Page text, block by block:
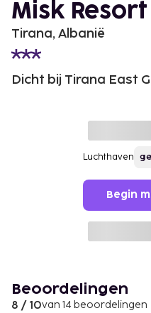
Misk Resort
Tirana, Albanië
Dicht bij Tirana East
Luchthaven
Begin
Beoordelingen
8 / 10van 14 beoordelingen